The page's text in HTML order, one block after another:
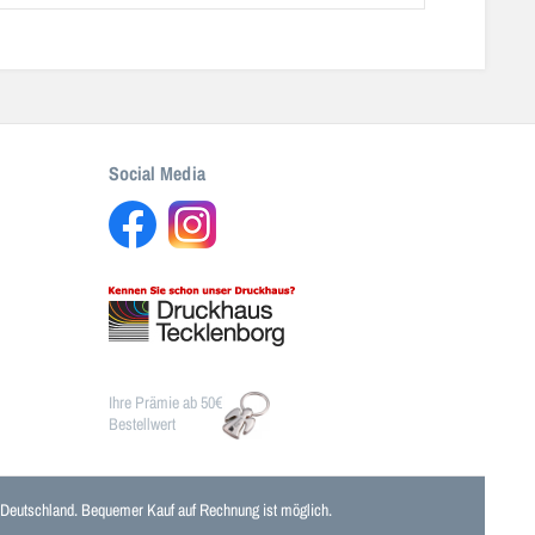
Social Media
Ihre Prämie ab 50€
Bestellwert
Bequemer Kauf auf Rechnung ist möglich.